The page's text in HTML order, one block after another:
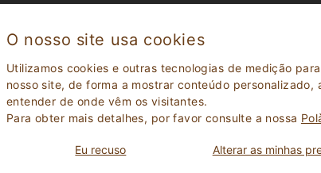
O nosso site usa cookies
Utilizamos cookies e outras tecnologias de medição
nosso site, de forma a mostrar conteúdo
entender de onde vêm os visitantes.
Para obter mais detalhes, por favor consulte a nossa
Eu recuso Alterar as minhas
Data de check-out